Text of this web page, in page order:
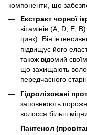
компоненти, що
Екстракт чорної
вітамінів (A, D, E,
цинк). Він
підвищує його
також відомий
що захищають
передчасного
Гідролізовані
заповнюють
волосся більш
Пантенол